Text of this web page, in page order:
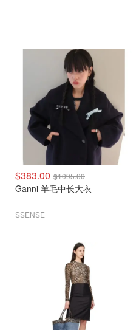
$383.00 $1095.00
Ganni 羊毛中长大衣
SSENSE